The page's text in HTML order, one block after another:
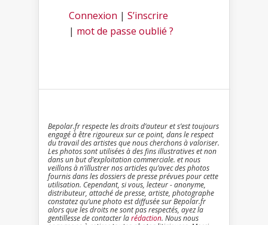
Connexion | S’inscrire
| mot de passe oublié ?
Bepolar.fr respecte les droits d’auteur et s’est toujours
engagé à être rigoureux sur ce point, dans le respect
du travail des artistes que nous cherchons à valoriser.
Les photos sont utilisées à des fins illustratives et non
dans un but d’exploitation commerciale. et nous
veillons à n’illustrer nos articles qu’avec des photos
fournis dans les dossiers de presse prévues pour cette
utilisation. Cependant, si vous, lecteur - anonyme,
distributeur, attaché de presse, artiste, photographe
constatez qu’une photo est diffusée sur Bepolar.fr
alors que les droits ne sont pas respectés, ayez la
gentillesse de contacter larédaction. Nous nous